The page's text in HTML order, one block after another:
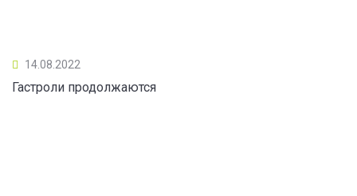
14.08.2022
Гастроли продолжаются